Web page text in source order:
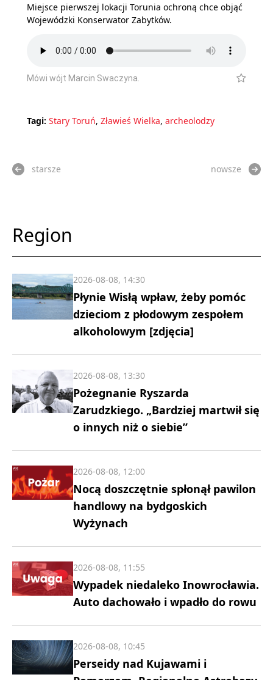
Miejsce pierwszej lokacji Torunia ochroną chce objąć
Wojewódzki Konserwator Zabytków.
Mówi wójt Marcin Swaczyna.
Tagi: Stary Toruń, Zławieś Wielka, archeolodzy
starsze nowsze
Region
Płynie Wisłą wpław, żeby pomóc
dzieciom z płodowym zespołem
alkoholowym [zdjęcia]
2026-08-08, 14:30
Pożegnanie Ryszarda
Zarudzkiego. „Bardziej martwił się
o innych niż o siebie”
2026-08-08, 13:30
Nocą doszczętnie spłonął pawilon
handlowy na bydgoskich
Wyżynach
2026-08-08, 12:00
Wypadek niedaleko Inowrocławia.
Auto dachowało i wpadło do rowu
2026-08-08, 11:55
Perseidy nad Kujawami i
2026-08-08, 10:45